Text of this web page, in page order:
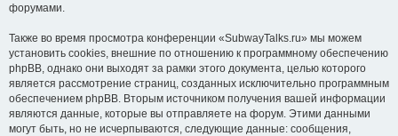
форумами.
Также во время просмотра конференции «SubwayTalks.ru» мы можем
установить cookies, внешние по отношению к программному обеспечению
phpBB, однако они выходят за рамки этого документа, целью которого
является рассмотрение страниц, созданных исключительно программным
обеспечением phpBB. Вторым источником получения вашей информации
являются данные, которые вы отправляете на форум. Этими данными
могут быть, но не исчерпываются, следующие данные: сообщения,